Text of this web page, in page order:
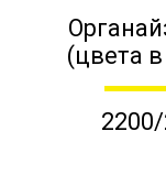
(цвета